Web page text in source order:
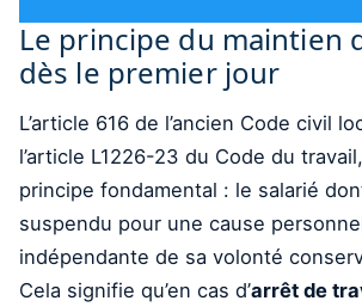
Le principe du maintien
dès le premier jour
L’article 616 de l’ancien Code civil
l’article L1226-23 du Code du
principe fondamental : le salarié
suspendu pour une cause
indépendante de sa volonté
Cela signifie qu’en cas d’arrêt de